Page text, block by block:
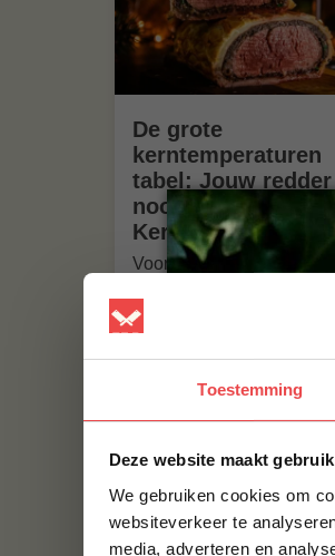
Toestemming
Deze website maakt
We gebruiken cookies om
websiteverkeer te
media, adverteren en
De grote
kerntemperaturen
tabel: Jouw
nood tijdens het
Kerstdiner!
Voorkom droog vlees met
kerntemperaturen tabel
ossenhaas, kalkoen &